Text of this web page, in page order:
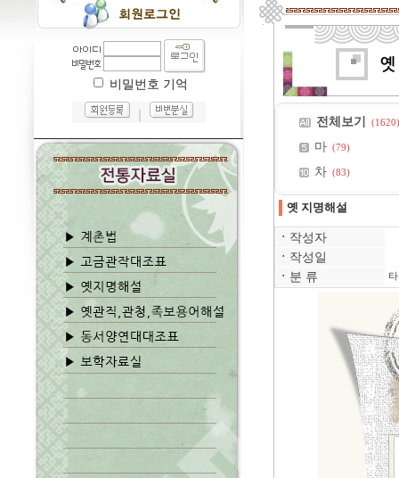
비밀번호 기억
전체보기 (1620)
마 (79)
차 (83)
옛 지명해설
ㆍ 작성자
ㆍ 작성일
ㆍ 분 류 타